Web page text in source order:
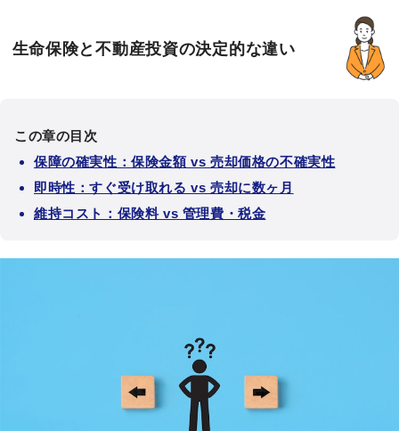
生命保険と不動産投資の決定的な違い
この章の目次
保障の確実性：保険金額 vs 売却価格の不確実性
即時性：すぐ受け取れる vs 売却に数ヶ月
維持コスト：保険料 vs 管理費・税金